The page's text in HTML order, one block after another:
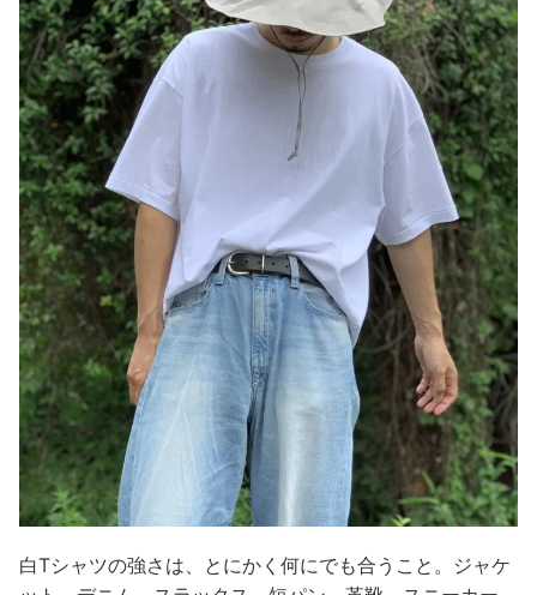
白Tシャツの強さは、とにかく何にでも合うこと。ジャケ